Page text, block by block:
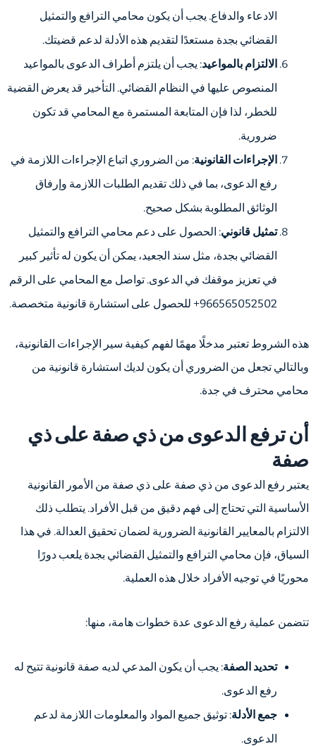
الادعاء والدفاع. يجب أن يكون محامي الترافع والتمثيل
القضائي بجدة مستعدًا لتقديم هذه الأدلة لدعم قضيتك.
الالتزام بالمواعيد: يجب أن يلتزم أطراف الدعوى بالمواعيد
المنصوص عليها في النظام القضائي. التأخير قد يعرض القضية
للخطر، لذا فإن المتابعة المستمرة مع المحامي قد تكون
ضرورية.
الإجراءات القانونية: من الضروري اتباع الإجراءات اللازمة في
رفع الدعوى، بما في ذلك تقديم الطلبات اللازمة وإرفاق
الوثائق المطلوبة بشكل صحيح.
تمثيل قانوني: الحصول على دعم محامي الترافع والتمثيل
القضائي بجدة، مثل سند الجعيد، يمكن أن يكون له تأثير كبير
في تعزيز موقفك في الدعوى. تواصل مع المحامي على الرقم
966565052502+ للحصول على استشارة قانونية متخصصة.
هذه الشروط تعتبر مدخلًا مهمًا لفهم كيفية سير الإجراءات القانونية،
وبالتالي تجعل من الضروري أن يكون لديك استشارة قانونية من
محامي محترف في جدة.
أن ترفع الدعوى من ذي صفة على ذي
صفة
يعتبر رفع الدعوى من ذي صفة على ذي صفة من الأمور القانونية
الأساسية التي تحتاج إلى فهم دقيق من قبل الأفراد. يتطلب ذلك
الالتزام بالمعايير القانونية الضرورية لضمان تحقيق العدالة. في هذا
السياق، فإن محامي الترافع والتمثيل القضائي بجدة يلعب دورًا
محوريًا في توجيه الأفراد خلال هذه العملية.
تتضمن عملية رفع الدعوى عدة خطوات هامة، منها:
تحديد الصفة: يجب أن يكون المدعي لديه صفة قانونية تتيح له
رفع الدعوى.
جمع الأدلة: توثيق جميع المواد والمعلومات اللازمة لدعم
الدعوى.